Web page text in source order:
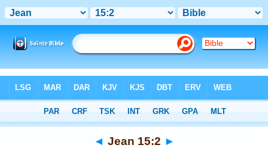
Chapitre 15> Verset 2
◄ Jean 15:2 ►